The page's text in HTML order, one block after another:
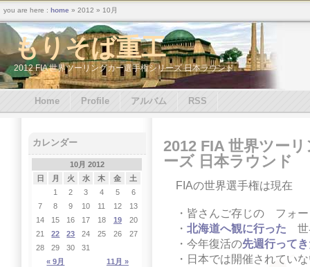
もりそば重工
2012 FIA 世界ツーリングカー選手権シリーズ 日本ラウンド
2012 FIA 世界ツー
ーズ 日本ラウンド
FIAの世界選手権は現在
・皆さんご存じの フォ
・ 北海道へ観に行った 世
・今年復活の先週行って
・日本では開催されてい
カレンダー
10月 2012
日
月 火 水 木 金 土
« 9月 11月 »
1 2 3 4 5
6
7
8 9 10 11 12
13
14
15 16 17 18 19
20
21
22 23 24 25 26
27
28
29 30 31
Home Profile アルバム RSS
you are here : home » 2012 » 10月